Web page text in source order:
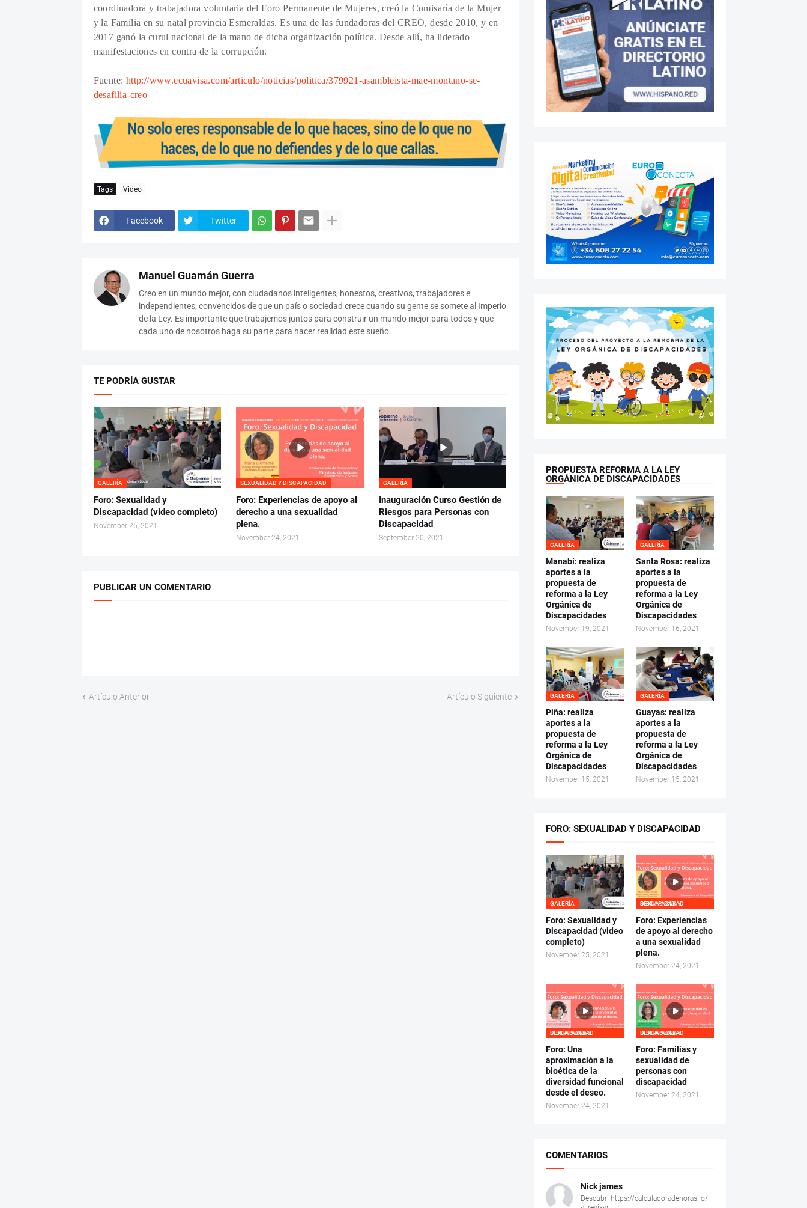
coordinadora y trabajadora voluntaria del Foro Permanente de Mujeres, creó la Comisaría de la Mujer
y la Familia en su natal provincia Esmeraldas. Es una de las fundadoras del CREO, desde 2010, y en
2017 ganó la curul nacional de la mano de dicha organización política. Desde allí, ha liderado
manifestaciones en contra de la corrupción.
Fuente: http://www.ecuavisa.com/articulo/noticias/politica/379921-asambleista-mae-montano-se-
desafilia-creo
Tags Video
Facebook Twitter
Manuel Guamán Guerra
Creo en un mundo mejor, con ciudadanos inteligentes, honestos, creativos, trabajadores e
independientes, convencidos de que un país o sociedad crece cuando su gente se somete al Imperio
de la Ley. Es importante que trabajemos juntos para construir un mundo mejor para todos y que
cada uno de nosotros haga su parte para hacer realidad este sueño.
TE PODRÍA GUSTAR
GALERÍA
Foro: Sexualidad y
Discapacidad (video completo)
November 25, 2021
SEXUALIDAD Y DISCAPACIDAD
Foro: Experiencias de apoyo al
derecho a una sexualidad
plena.
November 24, 2021
GALERÍA
Inauguración Curso Gestión de
Riesgos para Personas con
Discapacidad
September 20, 2021
PUBLICAR UN COMENTARIO
Artículo Anterior Artículo Siguiente
PROPUESTA REFORMA A LA LEY
ORGÁNICA DE DISCAPACIDADES
GALERÍA
Manabí: realiza
aportes a la
propuesta de
reforma a la Ley
Orgánica de
Discapacidades
November 19, 2021
GALERÍA
Santa Rosa: realiza
aportes a la
propuesta de
reforma a la Ley
Orgánica de
Discapacidades
November 16, 2021
GALERÍA
Piña: realiza
aportes a la
propuesta de
reforma a la Ley
Orgánica de
Discapacidades
November 15, 2021
GALERÍA
Guayas: realiza
aportes a la
propuesta de
reforma a la Ley
Orgánica de
Discapacidades
November 15, 2021
FORO: SEXUALIDAD Y DISCAPACIDAD
GALERÍA
Foro: Sexualidad y
Discapacidad (video
completo)
November 25, 2021
SEXUALIDAD Y DISCAPACIDAD
Foro: Experiencias
de apoyo al derecho
a una sexualidad
plena.
November 24, 2021
SEXUALIDAD Y DISCAPACIDAD
Foro: Una
aproximación a la
bioética de la
diversidad funcional
desde el deseo.
November 24, 2021
SEXUALIDAD Y DISCAPACIDAD
Foro: Familias y
sexualidad de
personas con
discapacidad
November 24, 2021
COMENTARIOS
Nick james
Descubrí https://calculadoradehoras.io/